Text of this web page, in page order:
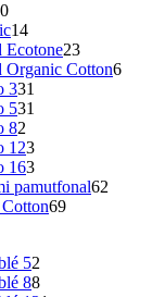
14
Ecotone23
Organic Cotton6
331
531
82
123
163
pamutfonal62
69
52
88